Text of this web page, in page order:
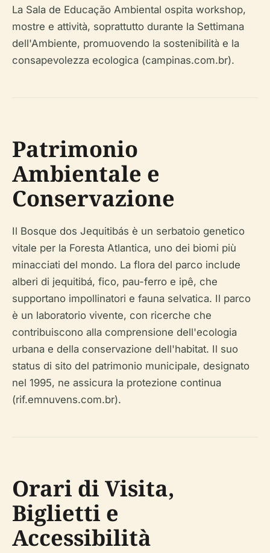
La Sala de Educação Ambiental ospita workshop,
mostre e attività, soprattutto durante la Settimana
dell'Ambiente, promuovendo la sostenibilità e la
consapevolezza ecologica (campinas.com.br).
Patrimonio
Ambientale e
Conservazione
Il Bosque dos Jequitibás è un serbatoio genetico
vitale per la Foresta Atlantica, uno dei biomi più
minacciati del mondo. La flora del parco include
alberi di jequitibá, fico, pau-ferro e ipê, che
supportano impollinatori e fauna selvatica. Il parco
è un laboratorio vivente, con ricerche che
contribuiscono alla comprensione dell'ecologia
urbana e della conservazione dell'habitat. Il suo
status di sito del patrimonio municipale, designato
nel 1995, ne assicura la protezione continua
(rif.emnuvens.com.br).
Orari di Visita,
Biglietti e
Accessibilità